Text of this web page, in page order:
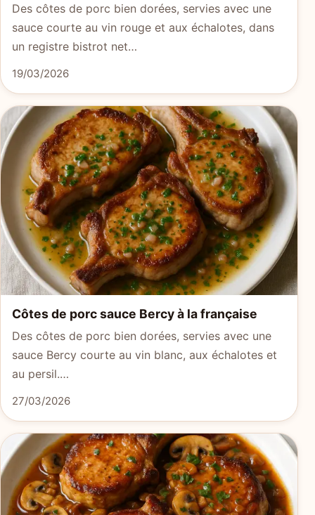
Des côtes de porc bien dorées, servies avec une
sauce courte au vin rouge et aux échalotes, dans
un registre bistrot net…
19/03/2026
Côtes de porc sauce Bercy à la française
Des côtes de porc bien dorées, servies avec une
sauce Bercy courte au vin blanc, aux échalotes et
au persil.…
27/03/2026